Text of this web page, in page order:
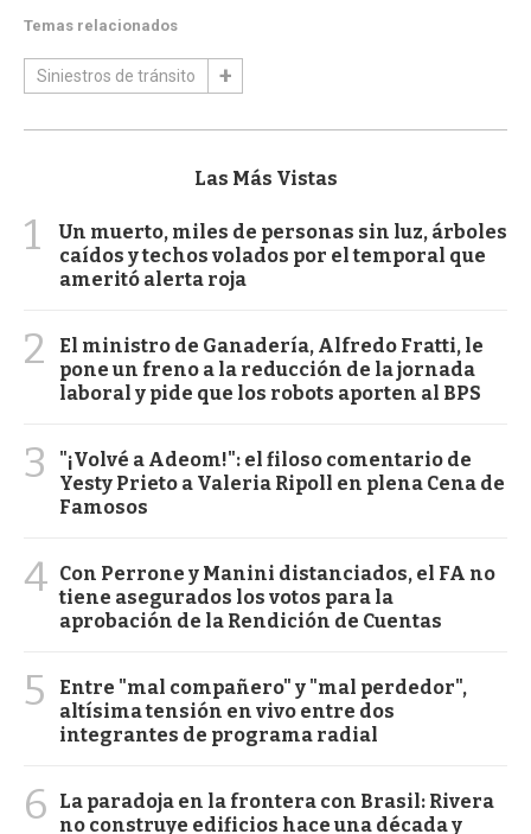
Temas relacionados
Siniestros de tránsito
Las Más Vistas
1
Un muerto, miles de personas sin luz, árboles
caídos y techos volados por el temporal que
ameritó alerta roja
2
El ministro de Ganadería, Alfredo Fratti, le
pone un freno a la reducción de la jornada
laboral y pide que los robots aporten al BPS
3
"¡Volvé a Adeom!": el filoso comentario de
Yesty Prieto a Valeria Ripoll en plena Cena de
Famosos
4 Con Perrone y Manini distanciados, el FA no
tiene asegurados los votos para la
aprobación de la Rendición de Cuentas
5
Entre "mal compañero" y "mal perdedor",
altísima tensión en vivo entre dos
integrantes de programa radial
6
La paradoja en la frontera con Brasil: Rivera
no construye edificios hace una década y